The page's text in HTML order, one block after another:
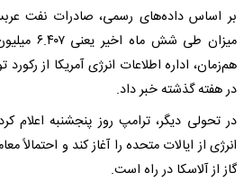
بر اساس داده‌های رسمی، صادرات نفت
میزان طی
در هفته گذشته خبر داد.
در تحولی دیگر، ترامپ روز پنجشنبه اعلام
انرژی از ایالات متحده را آغاز کند و
گاز از آلاسکا در راه است.